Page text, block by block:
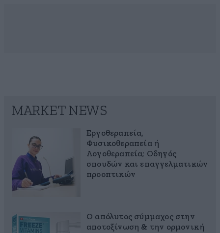
MARKET NEWS
Εργοθεραπεία,
Φυσικοθεραπεία ή
Λογοθεραπεία; Οδηγός
σπουδών και επαγγελματικών
προοπτικών
Ο απόλυτος σύμμαχος στην
αποτοξίνωση & την ορμονική